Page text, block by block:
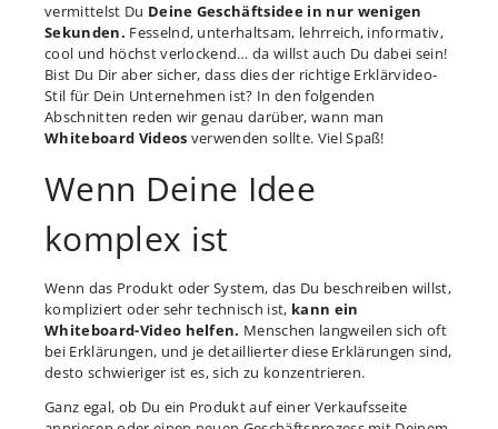
vermittelst Du Deine Geschäftsidee in nur wenigen
Sekunden. Fesselnd, unterhaltsam, lehrreich, informativ,
cool und höchst verlockend… da willst auch Du dabei sein!
Bist Du Dir aber sicher, dass dies der richtige Erklärvideo-
Stil für Dein Unternehmen ist? In den folgenden
Abschnitten reden wir genau darüber, wann man
Whiteboard Videos verwenden sollte. Viel Spaß!
Wenn Deine Idee
komplex ist
Wenn das Produkt oder System, das Du beschreiben willst,
kompliziert oder sehr technisch ist, kann ein
Whiteboard-Video helfen. Menschen langweilen sich oft
bei Erklärungen, und je detaillierter diese Erklärungen sind,
desto schwieriger ist es, sich zu konzentrieren.
Ganz egal, ob Du ein Produkt auf einer Verkaufsseite